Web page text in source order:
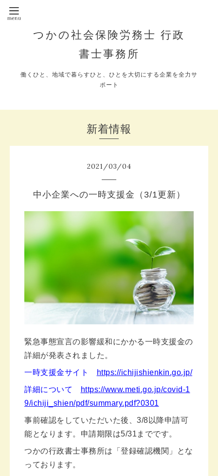
つかの社会保険労務士 行政
書士事務所
働くひと、地域で暮らすひと、ひとを大切にする企業を全力サ
ポート
新着情報
2021/03/04
中小企業への一時支援金（3/1更新）
緊急事態宣言の影響緩和にかかる一時支援金の
詳細が発表されました。
一時支援金サイト https://ichijishienkin.go.jp/
詳細について
https://www.meti.go.jp/covid-1
9/ichiji_shien/pdf/summary.pdf?0301
事前確認をしていただいた後、3/8以降申請可
能となります。 申請期限は5/31までです。
つかの行政書士事務所は「登録確認機関」とな
っております。